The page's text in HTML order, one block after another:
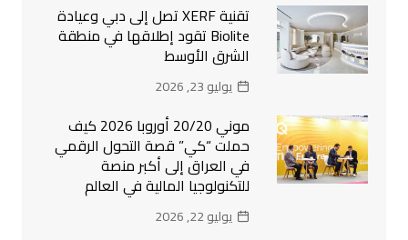
تقنية XERF تصل إلى دبي وعيادة
Biolite تقود إطلاقها في منطقة
الشرق الأوسط
يوليو 23, 2026
موني 20/20 أوروبا 2026 كيف
حملت “كي” قصة التحول الرقمي
في العراق إلى أكبر منصة
للتكنولوجيا المالية في العالم
يوليو 22, 2026